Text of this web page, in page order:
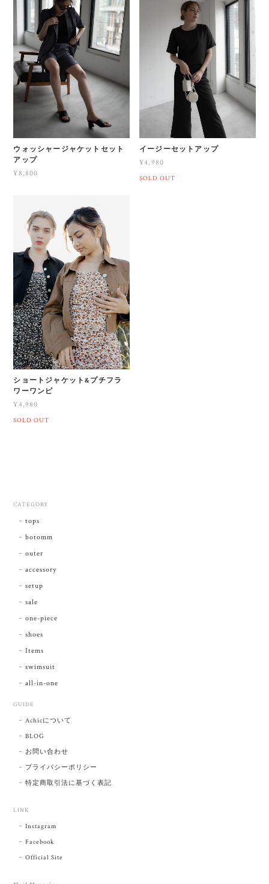
ウォッシャージャケットセット
アップ
¥8,800
イージーセットアップ
¥4,980
SOLD OUT
ショートジャケット&プチフラ
ワーワンピ
¥4,980
SOLD OUT
CATEGORY
tops
botomm
outer
accessory
setup
sale
one-piece
shoes
Items
swimsuit
all-in-one
GUIDE
Achicについて
BLOG
お問い合わせ
プライバシーポリシー
特定商取引法に基づく表記
LINK
Instagram
Facebook
Official Site